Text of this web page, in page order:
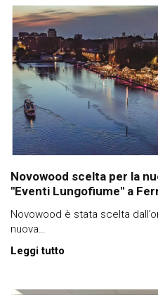
Novowood scelta per la
"Eventi Lungofiume" a
Novowood è stata scelta
nuova…
Leggi tutto